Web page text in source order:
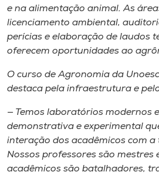
e na alimentação animal. As
licenciamento ambiental,
perícias e elaboração de laudos
oferecem oportunidades ao
O curso de Agronomia da
destaca pela infraestrutura e
— Temos laboratórios modernos
demonstrativa e experimental
interação dos acadêmicos com a
Nossos professores são mestres
acadêmicos são batalhadores,